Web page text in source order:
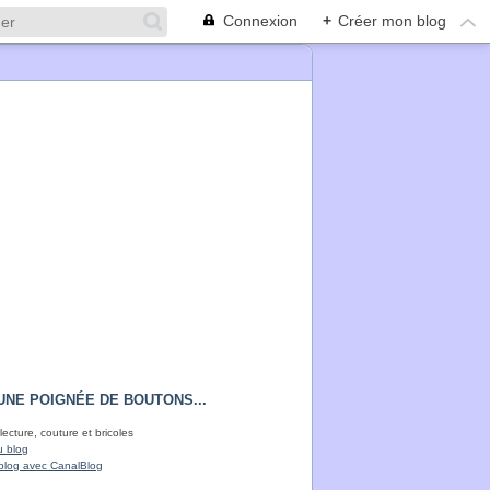
Connexion + Créer mon blog
POIGNÉE DE BOUTONS...
couture et bricoles
blog
avec CanalBlog